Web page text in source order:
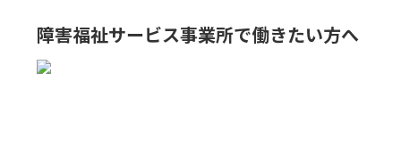
障害福祉サービス事業所で働きたい方へ